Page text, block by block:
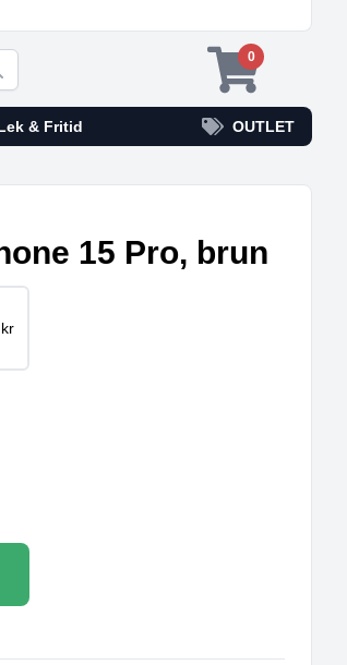
0
& Fritid OUTLET
15 Pro, brun